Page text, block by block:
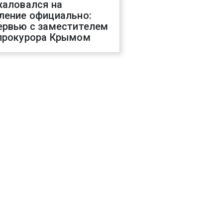
на
официально:
с заместителем
Крымом